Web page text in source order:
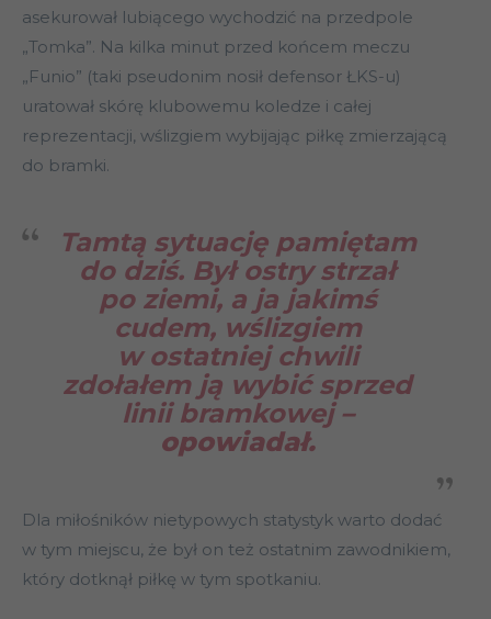
asekurował lubiącego wychodzić na przedpole
„Tomka”. Na kilka minut przed końcem meczu
„Funio” (taki pseudonim nosił defensor ŁKS-u)
uratował skórę klubowemu koledze i całej
reprezentacji, wślizgiem wybijając piłkę zmierzającą
do bramki.
Tamtą sytuację pamiętam
do dziś. Był ostry strzał
po ziemi, a ja jakimś
cudem, wślizgiem
w ostatniej chwili
zdołałem ją wybić sprzed
linii bramkowej –
opowiadał.
Dla miłośników nietypowych statystyk warto dodać
w tym miejscu, że był on też ostatnim zawodnikiem,
który dotknął piłkę w tym spotkaniu.